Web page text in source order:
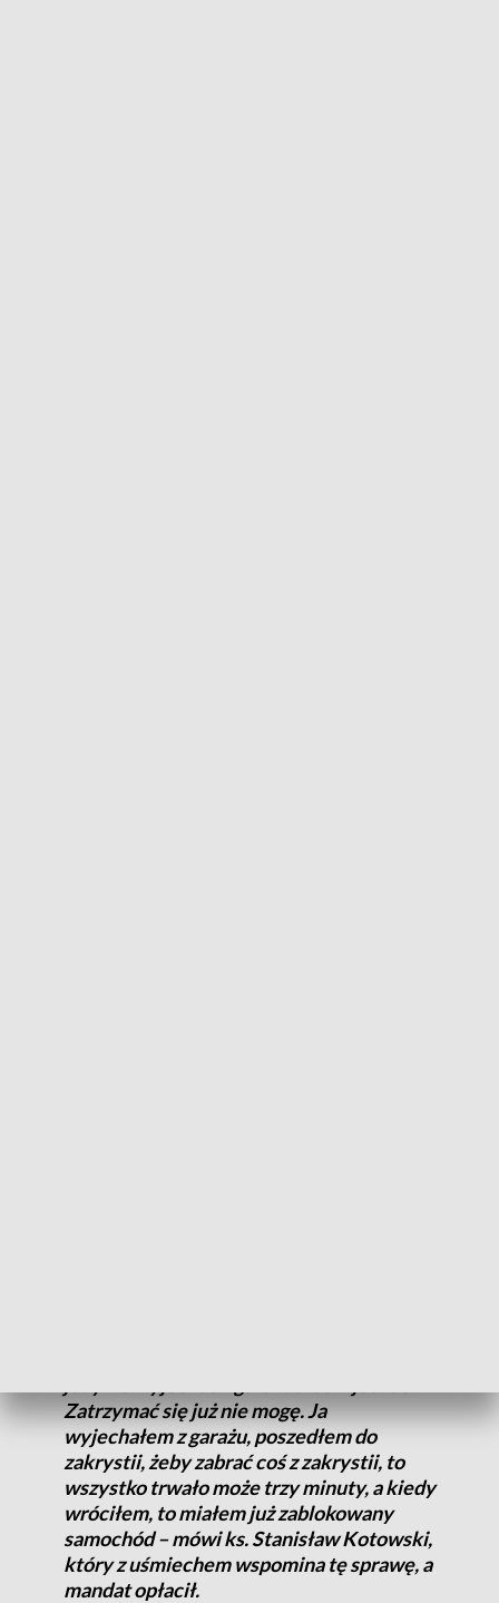
Zatrzymać się już nie mogę. Ja
wyjechałem z garażu, poszedłem do
zakrystii, żeby zabrać coś z zakrystii, to
wszystko trwało może trzy minuty, a kiedy
wróciłem, to miałem już zablokowany
samochód – mówi ks. Stanisław Kotowski,
który z uśmiechem wspomina tę sprawę, a
mandat opłacił.